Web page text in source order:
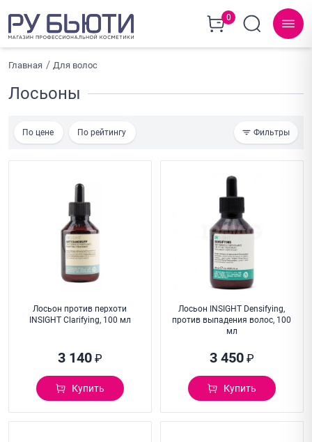
0
Главная Для волос
Лосьоны
По цене По рейтингу Фильтры
Лосьон против перхоти
INSIGHT Clarifying, 100 мл
3 140₽
Купить
Лосьон INSIGHT Densifying,
против выпадения волос, 100
мл
3 450₽
Купить